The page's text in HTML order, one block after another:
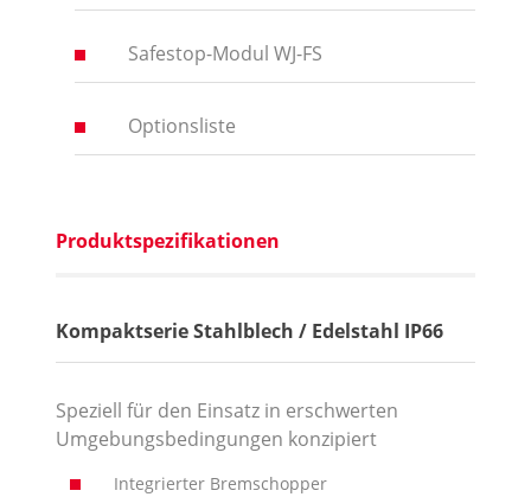
Safestop-Modul WJ-FS
Optionsliste
Produktspezifikationen
Kompaktserie Stahlblech / Edelstahl IP66
Speziell für den Einsatz in erschwerten
Umgebungsbedingungen konzipiert
Integrierter Bremschopper